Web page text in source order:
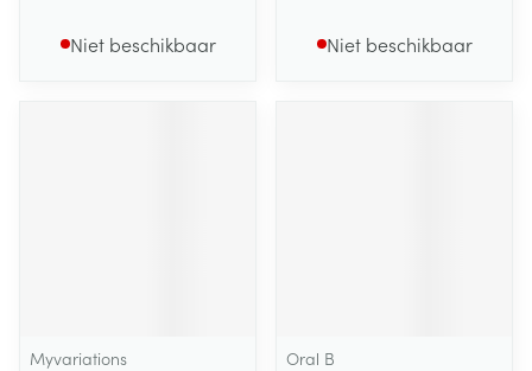
Niet beschikbaar Niet beschikbaar
Myvariations
Oral B